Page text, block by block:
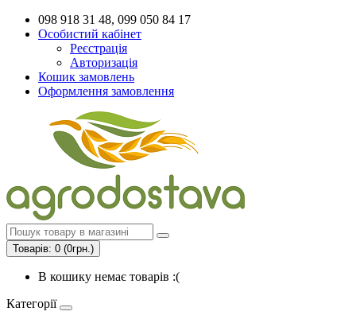
098 918 31 48, 099 050 84 17
Особистий кабінет
Реєстрація
Авторизація
Кошик замовлень
Оформлення замовлення
Товарів: 0 (0грн.)
В кошику немає товарів :(
Категорії